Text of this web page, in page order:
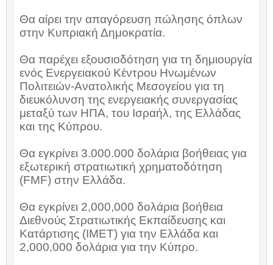
Θα αίρει την απαγόρευση πώλησης όπλων
στην Κυπριακή Δημοκρατία.
Θα παρέχει εξουσιοδότηση για τη δημιουργία
ενός Ενεργειακού Κέντρου Ηνωμένων
Πολιτειών-Ανατολικής Μεσογείου για τη
διευκόλυνση της ενεργειακής συνεργασίας
μεταξύ των ΗΠΑ, του Ισραήλ, της Ελλάδας
και της Κύπρου.
Θα εγκρίνει 3.000.000 δολάρια βοήθειας για
εξωτερική στρατιωτική χρηματοδότηση
(FMF) στην Ελλάδα.
Θα εγκρίνει 2,000,000 δολάρια βοήθεια
Διεθνούς Στρατιωτικής Εκπαίδευσης και
Κατάρτισης (IMET) για την Ελλάδα και
2,000,000 δολάρια για την Κύπρο.